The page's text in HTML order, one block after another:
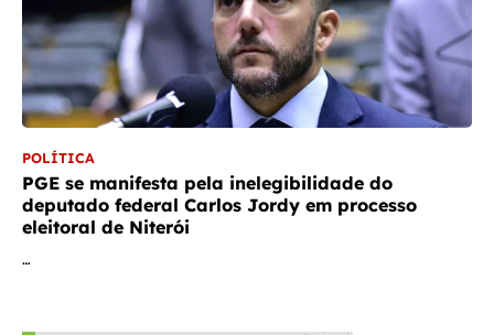
POLÍTICA
PGE se manifesta pela inelegibilidade do
deputado federal Carlos Jordy em processo
eleitoral de Niterói
…